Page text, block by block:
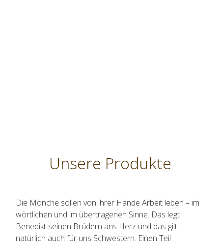
Unsere Produkte
Die Mönche sollen von ihrer Hände Arbeit leben – im
wörtlichen und im übertragenen Sinne. Das legt
Benedikt seinen Brüdern ans Herz und das gilt
natürlich auch für uns Schwestern. Einen Teil